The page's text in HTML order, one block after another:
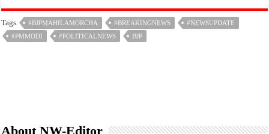
e
b
o
t
t
i
l
t
s
A
n
t
r
e
Tags #BJPMAHILAMORCHA #BREAKINGNEWS
#NEWSUPDATE
#PMMODI
#POLITICALNEWS BJP
About NW-Editor